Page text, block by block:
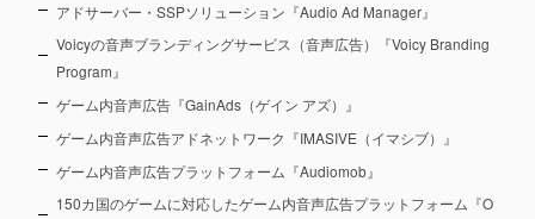
アドサーバー・SSPソリューション『Audio Ad Manager』
Voicyの音声ブランディングサービス（音声広告）『Voicy Branding
Program』
ゲーム内音声広告『GainAds（ゲイン アズ）』
ゲーム内音声広告アドネットワーク『IMASIVE（イマシブ）』
ゲーム内音声広告プラットフォーム『Audiomob』
150カ国のゲームに対応したゲーム内音声広告プラットフォーム『O